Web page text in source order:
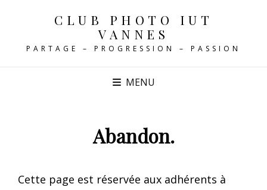
CLUB PHOTO IUT
VANNES
PARTAGE – PROGRESSION – PASSION
MENU
Abandon.
Cette page est réservée aux adhérents à